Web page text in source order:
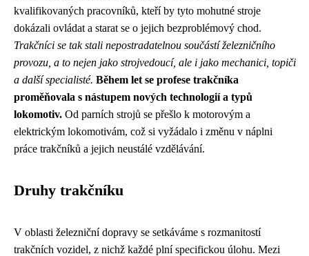
kvalifikovaných pracovníků, kteří by tyto mohutné stroje
dokázali ovládat a starat se o jejich bezproblémový chod.
Trakčníci se tak stali nepostradatelnou součástí železničního
provozu, a to nejen jako strojvedoucí, ale i jako mechanici, topiči
a další specialisté. Během let se profese trakčníka
proměňovala s nástupem nových technologií a typů
lokomotiv. Od parních strojů se přešlo k motorovým a
elektrickým lokomotivám, což si vyžádalo i změnu v náplni
práce trakčníků a jejich neustálé vzdělávání.
Druhy trakčníku
V oblasti železniční dopravy se setkáváme s rozmanitostí
trakčních vozidel, z nichž každé plní specifickou úlohu. Mezi